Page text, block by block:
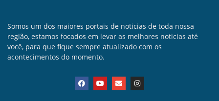
Somos um dos maiores portais de noticias de toda nossa
região, estamos focados em levar as melhores noticias até
você, para que fique sempre atualizado com os
acontecimentos do momento.